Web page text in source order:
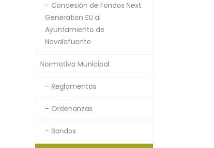
Concesión de Fondos Next
Generation EU al
Ayuntamiento de
Navalafuente
Normativa Municipal
Reglamentos
Ordenanzas
Bandos